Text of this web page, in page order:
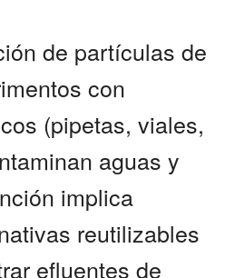
de partículas de
con
(pipetas, viales,
aguas y
implica
reutilizables
efluentes de